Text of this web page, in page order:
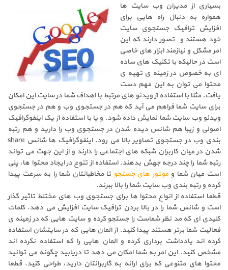
بسیاری از مدیران وب سایت ها
همواره به دنبال راه هایی برای
افزایش ترافیک جستجوی سایت
خود هستند و تصور دارند که این
امر مشکل و نیازمند ابزار های خاصی
است در حالیکه با تکنیک های ساده
ای به خصوص در زمینه ی تهیه ی
محتوا می توان به این مهم دست
یافت. مثلا با استفاده از ویدئو های مرتبط با اهداف شما در سایت این امکان
برای سایت شما فراهم می آید که هم در جستجوی وب و هم در جستجوی
ویدئو وب سایت شما نمایش داده شود. و یا با استفاده از یک اینفوگرافیک
اصولی و زیبا هم شانس دیده شدن در جستجوی وب را دارید و هم رتبه
بندی وب در جستجوی تصاویر بالا می رود. اینفوگرافیک ها شانس share
شدن در میان کاربران شبکه های اجتماعی را دارند و از این جهت می تواند
رتبه شما را چند درجه جهش بدهند. استفاده از تنوع در ایجاد محتوا ها، پلی
است میان شما وموتور های جستجو تا مخاطبانتان شما را به سرعت پیدا
کرده و رتبه بندی وب سایت شما را بالا ببرند.
قطعا استفاده از انواع محتوا ها برای جستجوی وب های مختلط تاثیر گذار
است و شانس شما را در بالا بردن ترافیک سایت افزایش می دهد. کلمات
کلیدی ای که مد نظر شماست را جستجو کرده و سایت هایی که در زمینه ی
فعالیت شما برتر هستند پیدا کنید. از المان هایی که در سایتشان استفاده
کرده اند یادداشت برداری کرده و المان هایی را که استفاده نکرده اند
مشخص کنید. این امر به شما امکان می دهد تا دریابید چگونه می توانید
محتوا های متنوعی که برای ارائه به گاربرانتان دارید، طراحی کنید. قطعا